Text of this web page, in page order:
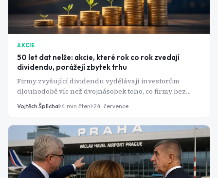
AKCIE
50 let dat nelže: akcie, které rok co rok zvedají
dividendu, porážejí zbytek trhu
Firmy zvyšující dividendu vydělávají investorům
dlouhodobě víc než dvojnásobek toho, co firmy bez
dividendy - a s nižším rizikem. Jak přesně dividend
growth investing funguje?
Vojtěch Šplíchal 4 min čtení 24. července